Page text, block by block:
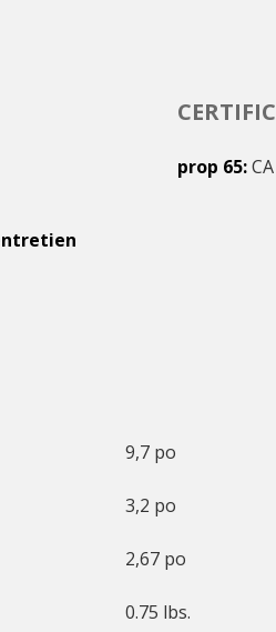
prop 65 CA
9,7 po
3,2 po
2,67 po
0.75 lbs.